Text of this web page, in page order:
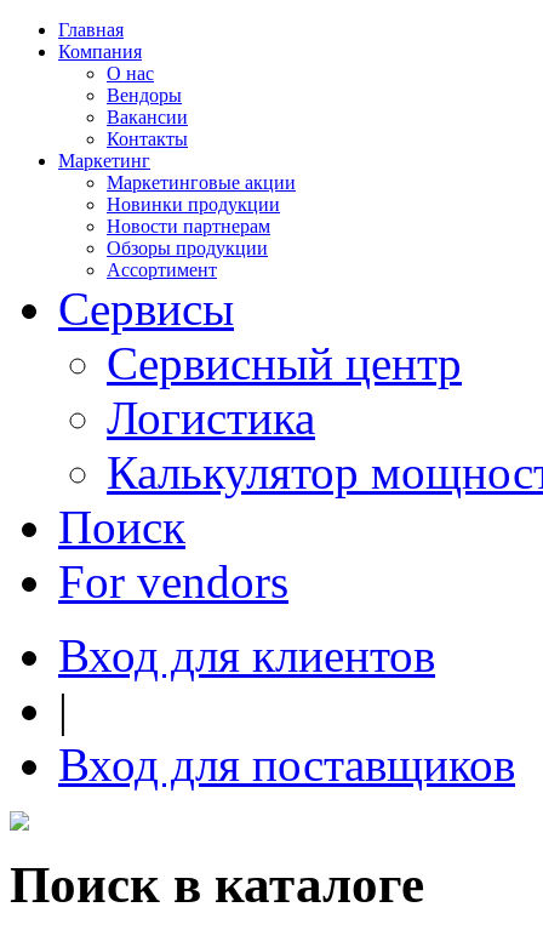
Главная
Компания
О нас
Вендоры
Вакансии
Контакты
Маркетинг
Маркетинговые акции
Новинки продукции
Новости партнерам
Обзоры продукции
Ассортимент
Сервисы
Сервисный центр
Логистика
Калькулятор
Поиск
For vendors
Вход для клиентов
|
Вход для поставщиков
Поиск в каталоге